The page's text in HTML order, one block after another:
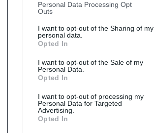
Personal Data Processing Opt
Outs
I want to opt-out of the Sharing of my
personal data.
Opted In
I want to opt-out of the Sale of my
Personal Data.
Opted In
I want to opt-out of processing my
Personal Data for Targeted
Advertising.
Opted In